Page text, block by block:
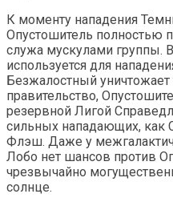
К моменту нападения
Опустошитель полностью
служа мускулами группы.
используется для
Безжалостный уничтожает
правительство,
резервной Лигой
сильных нападающих, как
Флэш. Даже у
Лобо нет шансов против
чрезвычайно
солнце.